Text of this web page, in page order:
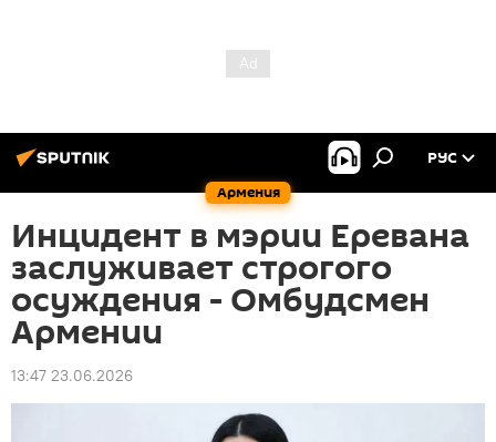
Армения
РУС
Инцидент в мэрии Еревана
заслуживает строгого
осуждения - Омбудсмен
Армении
13:47 23.06.2026